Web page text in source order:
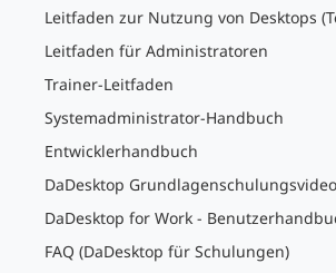
Leitfaden zur Nutzung von Desktops
Leitfaden für Administratoren
Trainer-Leitfaden
Systemadministrator-Handbuch
Entwicklerhandbuch
DaDesktop Grundlagenschulungsvideo
DaDesktop for Work -
FAQ (DaDesktop für Schulungen)